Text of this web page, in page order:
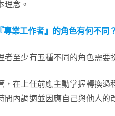
理念。
業工作者』的角色有何不同
至少有五種不同的角色需要
，在上任前應主動掌握轉換過
間內調適並因應自己與他人的